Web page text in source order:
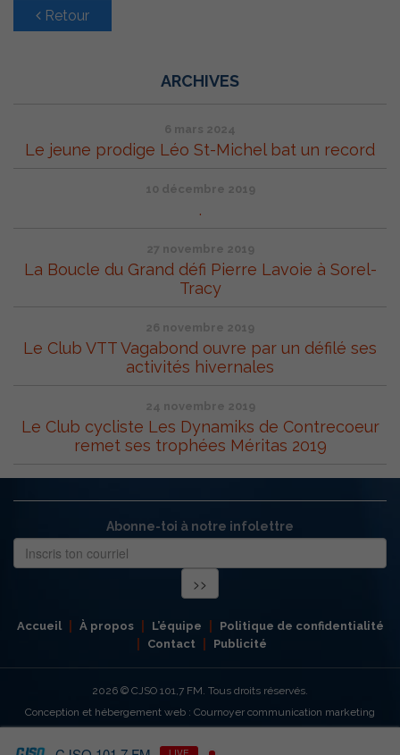
Retour
ARCHIVES
6 mars 2024
Le jeune prodige Léo St-Michel bat un record
10 décembre 2019
.
27 novembre 2019
La Boucle du Grand défi Pierre Lavoie à Sorel-
Tracy
26 novembre 2019
Le Club VTT Vagabond ouvre par un défilé ses
activités hivernales
24 novembre 2019
Le Club cycliste Les Dynamiks de Contrecoeur
remet ses trophées Méritas 2019
Abonne-toi à notre infolettre
Accueil À propos L’équipe
Politique de confidentialité
Contact
Publicité
2026 © CJSO 101,7 FM. Tous droits réservés.
Conception et hébergement web : Cournoyer communication marketing